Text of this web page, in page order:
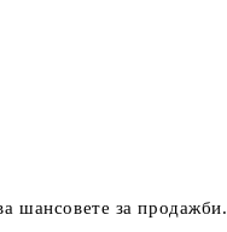
шансовете за продажби.